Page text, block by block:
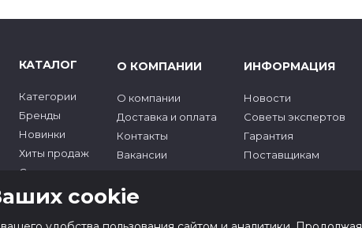
КАТАЛОГ
Категории
Бренды
Новинки
Хиты продаж
Скидки
О КОМПАНИИ
О компании
Доставка и оплата
Контакты
Вакансии
ИНФОРМАЦИЯ
Новости
Советы экспертов
Гарантия
Поставщикам
cookie